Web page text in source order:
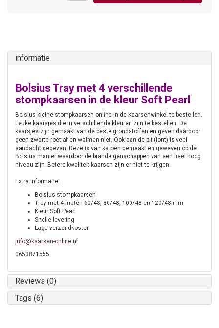
informatie
Bolsius Tray met 4 verschillende
stompkaarsen in de kleur Soft Pearl
Bolsius kleine stompkaarsen online in de Kaarsenwinkel te bestellen.
Leuke kaarsjes die in verschillende kleuren zijn te bestellen. De
kaarsjes zijn gemaakt van de beste grondstoffen en geven daardoor
geen zwarte roet af en walmen niet. Ook aan de pit (lont) is veel
aandacht gegeven. Deze is van katoen gemaakt en geweven op de
Bolsius manier waardoor de brandeigenschappen van een heel hoog
niveau zijn. Betere kwaliteit kaarsen zijn er niet te krijgen.
Extra informatie:
Bolsius stompkaarsen
Tray met 4 maten 60/48, 80/48, 100/48 en 120/48 mm
Kleur Soft Pearl
Snelle levering
Lage verzendkosten
info@kaarsen-online.nl
0653871555
Reviews (0)
Tags (6)